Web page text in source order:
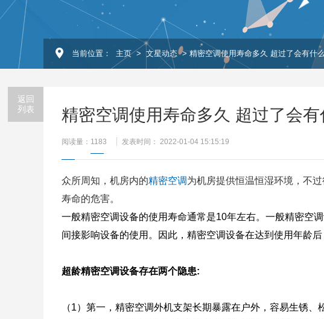
当前位置： 主页 > 文星动态 > 精密空调使用寿命多久 超过了会有什
返回
列表
精密空调使用寿命多久 超过了会
阅读量： 1183 发表时间： 2022-01-04 15:15:19
众所周知，机房内的精密空调为机房提供恒温恒湿环境，不
寿命的危害。
一般精密空调设备的使用寿命通常是10年左右。一般精密空
间接影响设备的使用。因此，精密空调设备在达到使用年龄
超龄精密空调设备存在两个隐患:
（1）第一，精密空调外机支架长期暴露在户外，容易生锈